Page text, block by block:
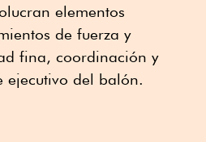
elementos
de fuerza y
fina, coordinación y
ejecutivo del balón.